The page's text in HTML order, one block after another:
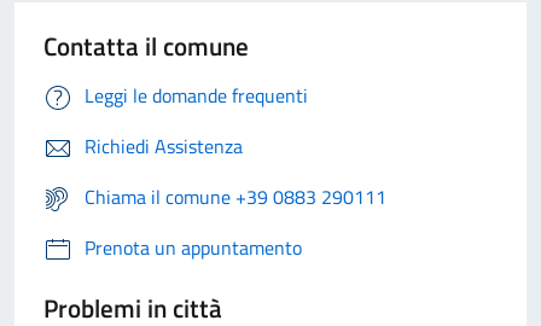
Contatta il comune
Leggi le domande frequenti
Richiedi Assistenza
Chiama il comune +39 0883 290111
Prenota un appuntamento
Problemi in città